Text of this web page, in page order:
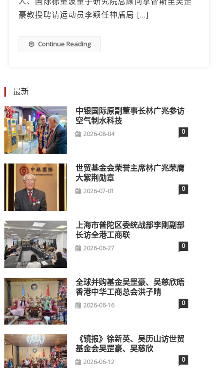
豪教授聘请运动员李颖任神盾局 […]
Continue Reading
最新
中银国际原副董事长林广兆参访
空气制水科技
2026-08-04 0
世贸基金会荣誉主席林广兆荣膺
大紫荆勋章
2026-07-01 0
上海市普陀区委统战部李刚副部
长访全港工商联
2026-06-27 0
全球并购基金吴罡豪、吴慈欣晤
香港中华工商总会洪子晴
2026-06-16 0
《镜报》徐新英、吴历山访世贸
基金会吴罡豪、吴慈欣
2026-06-12 0